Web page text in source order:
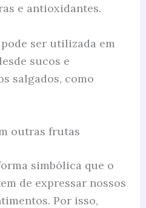
e antioxidantes.
ser utilizada em
sucos e
salgados, como
outras frutas
simbólica que o
de expressar nossos
Por isso,